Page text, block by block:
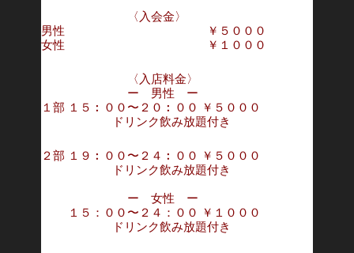
〈入会金〉
男性 ￥５０００
女性 ￥１０００
〈入店料金〉
ー 男性 ー
１部 １５︰００〜２０︰００ ￥５０００
ドリンク飲み放題付き
２部 １９︰００〜２４︰００ ￥５０００
ドリンク飲み放題付き
ー 女性 ー
１５：００〜２４：００ ￥１０００
ドリンク飲み放題付き